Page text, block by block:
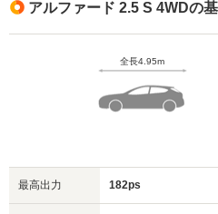
アルファード 2.5 S 4WDの
全長4.95m
最高出力 182ps